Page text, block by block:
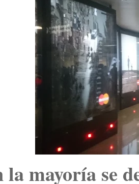
la mayoría se